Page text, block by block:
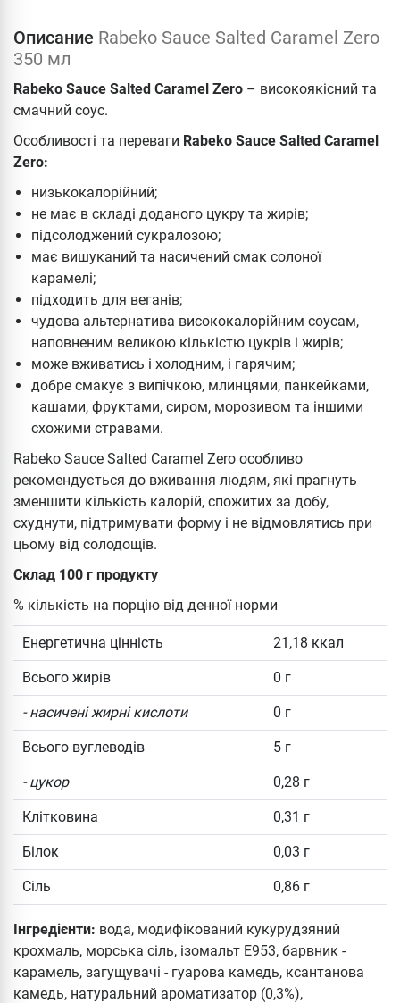
Описание Rabeko Sauce Salted Caramel Zero
350 мл
Rabeko Sauce Salted Caramel Zero – високоякісний та
смачний соус.
Особливості та переваги Rabeko Sauce Salted Caramel
Zero:
низькокалорійний;
не має в складі доданого цукру та жирів;
підсолоджений сукралозою;
має вишуканий та насичений смак солоної
карамелі;
підходить для веганів;
чудова альтернатива висококалорійним соусам,
наповненим великою кількістю цукрів і жирів;
може вживатись і холодним, і гарячим;
добре смакує з випічкою, млинцями, панкейками,
кашами, фруктами, сиром, морозивом та іншими
схожими стравами.
Rabeko Sauce Salted Caramel Zero особливо
рекомендується до вживання людям, які прагнуть
зменшити кількість калорій, спожитих за добу,
схуднути, підтримувати форму і не відмовлятись при
цьому від солодощів.
Склад 100 г продукту
% кількість на порцію від денної норми
Енергетична цінність 21,18 ккал
Всього жирів 0 г
- насичені жирні кислоти 0 г
Всього вуглеводів 5 г
- цукор 0,28 г
Клітковина 0,31 г
Білок 0,03 г
Сіль 0,86 г
Інгредієнти: вода, модифікований кукурудзяний
крохмаль, морська сіль, ізомальт Е953, барвник -
карамель, загущувачі - гуарова камедь, ксантанова
камедь, натуральний ароматизатор (0,3%),